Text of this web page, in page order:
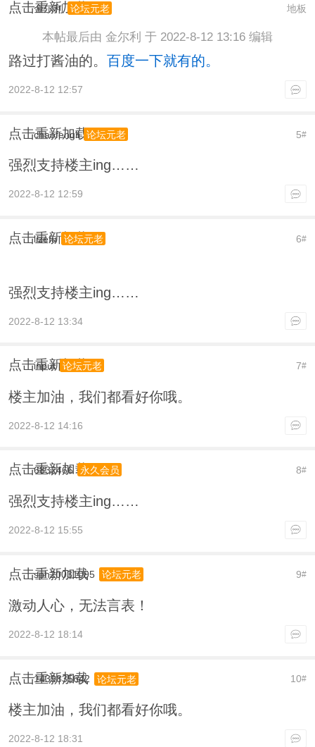
点击重新加载 地板
金尔利 论坛元老
本帖最后由 金尔利 于 2022-8-12 13:16 编辑
路过打酱油的。 百度一下就有的。
2022-8-12 12:57
点击重新加载 5#
chaofengli 论坛元老
强烈支持楼主ing……
2022-8-12 12:59
点击重新加载 6#
lizefu 论坛元老
强烈支持楼主ing……
2022-8-12 13:34
点击重新加载 7#
input 论坛元老
楼主加油，我们都看好你哦。
2022-8-12 14:16
点击重新加载 8#
6832466 永久会员
强烈支持楼主ing……
2022-8-12 15:55
点击重新加载 9#
sph20031095 论坛元老
激动人心，无法言表！
2022-8-12 18:14
点击重新加载 10#
1439835642 论坛元老
楼主加油，我们都看好你哦。
2022-8-12 18:31